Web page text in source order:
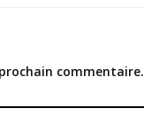
commentaire.